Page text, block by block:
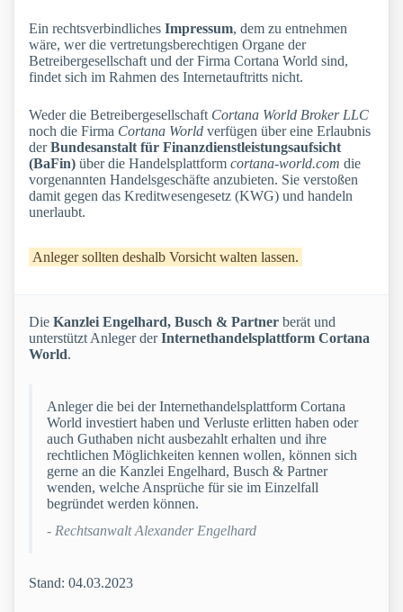
Ein rechtsverbindliches Impressum, dem zu entnehmen
wäre, wer die vertretungsberechtigen Organe der
Betreibergesellschaft und der Firma Cortana World sind,
findet sich im Rahmen des Internetauftritts nicht.
Weder die Betreibergesellschaft Cortana World Broker LLC
noch die Firma Cortana World verfügen über eine Erlaubnis
derBundesanstalt für Finanzdienstleistungsaufsicht
(BaFin) über die Handelsplattform cortana-world.com die
vorgenannten Handelsgeschäfte anzubieten. Sie verstoßen
damit gegen das Kreditwesengesetz (KWG) und handeln
unerlaubt.
Anleger sollten deshalb Vorsicht walten lassen.
Die Kanzlei Engelhard, Busch & Partner berät und
unterstützt Anleger derInternethandelsplattform Cortana
World.
Anleger die bei der Internethandelsplattform Cortana
World investiert haben und Verluste erlitten haben oder
auch Guthaben nicht ausbezahlt erhalten und ihre
rechtlichen Möglichkeiten kennen wollen, können sich
gerne an die Kanzlei Engelhard, Busch & Partner
wenden, welche Ansprüche für sie im Einzelfall
begründet werden können.
- Rechtsanwalt Alexander Engelhard
Stand: 04.03.2023